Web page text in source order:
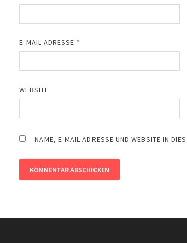
E-MAIL-ADRESSE *
WEBSITE
NAME, E-MAIL-ADRESSE UND WEBSITE IN